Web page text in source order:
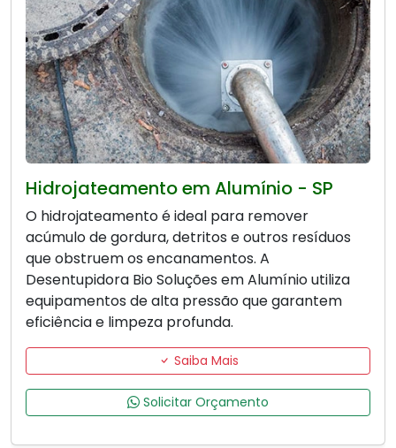
Hidrojateamento em Alumínio - SP
O hidrojateamento é ideal para remover
acúmulo de gordura, detritos e outros resíduos
que obstruem os encanamentos. A
Desentupidora Bio Soluções em Alumínio utiliza
equipamentos de alta pressão que garantem
eficiência e limpeza profunda.
Saiba Mais
Solicitar Orçamento